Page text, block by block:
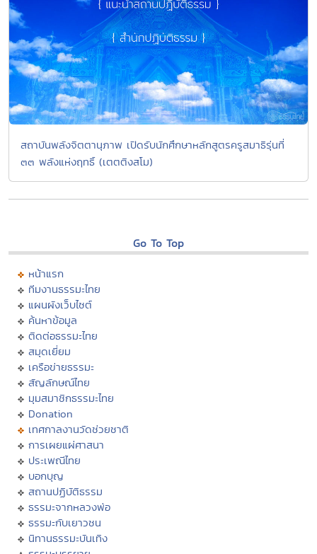
สถาบันพลังจิตตานุภาพ เปิดรับนักศึกษาหลักสูตรครูสมาธิรุ่นที่
๓๓ พลังแห่งฤทธิ์ (เตตติงสโม)
Go To Top
หน้าแรก
ทีมงานธรรมะไทย
แผนผังเว็บไซต์
ค้นหาข้อมูล
ติดต่อธรรมะไทย
สมุดเยี่ยม
เครือข่ายธรรมะ
สัญลักษณ์ไทย
มุมสมาชิกธรรมะไทย
Donation
เทศกาลงานวัดช่วยชาติ
การเผยแผ่ศาสนา
ประเพณีไทย
บอกบุญ
สถานปฏิบัติธรรม
ธรรมะจากหลวงพ่อ
ธรรมะกับเยาวชน
นิทานธรรมะบันเทิง